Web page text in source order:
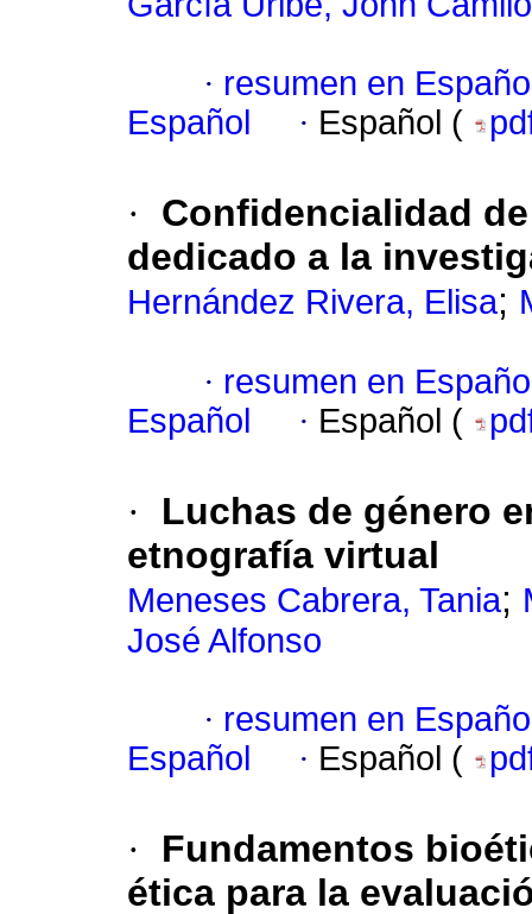
· resumen en
Español
· Español (
·
Confidencialidad
dedicado a la
Hernández Rivera, Elisa;
· resumen en
Español
· Español (
·
Luchas de género
etnografía virtual
Meneses Cabrera, Tania;
José Alfonso
· resumen en
Español
· Español (
·
Fundamentos
ética para la